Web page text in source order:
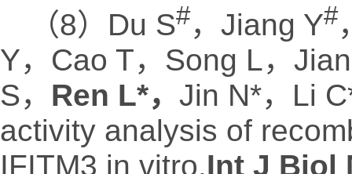
（8）Du S#，Jiang Y#
Y，Cao T，Song L，
S， Ren L*， Jin N*，Li
activity analysis of
IFITM3 in vitro.Int J Biol